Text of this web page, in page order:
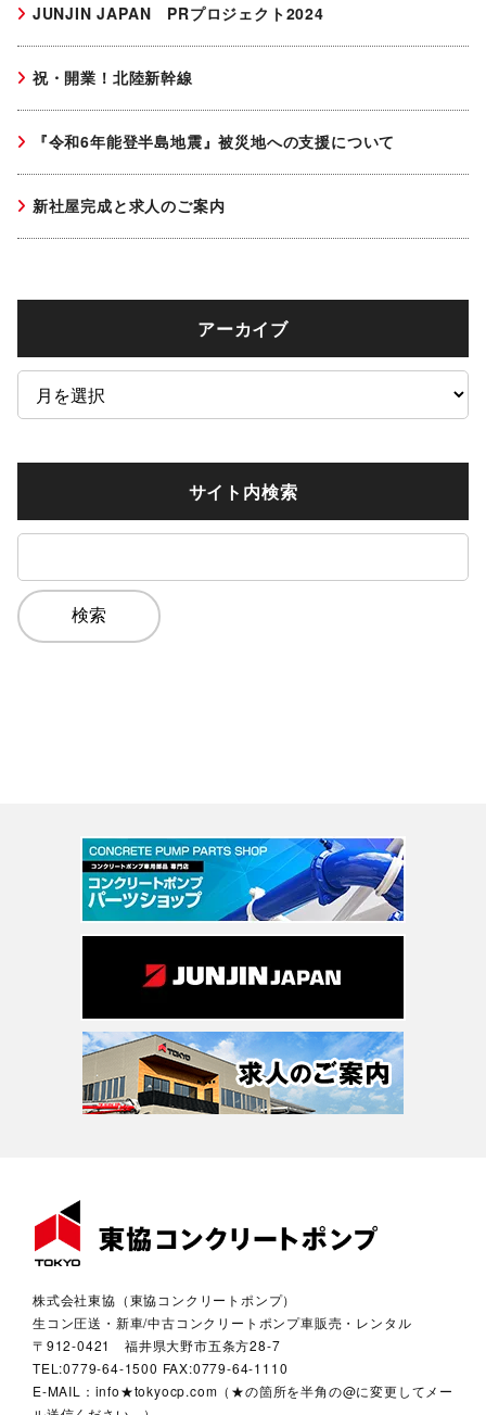
JUNJIN JAPAN PRプロジェクト2024
祝・開業！北陸新幹線
『令和6年能登半島地震』被災地への支援について
新社屋完成と求人のご案内
アーカイブ
ー
サイト内検索
索:
株式会社東協（東協コンクリートポンプ）
生コン圧送・新車/中古コンクリートポンプ車販売・レンタル
〒912-0421 福井県大野市五条方28-7
TEL:0779-64-1500 FAX:0779-64-1110
E-MAIL：info★tokyocp.com（★の箇所を半角の@に変更してメー